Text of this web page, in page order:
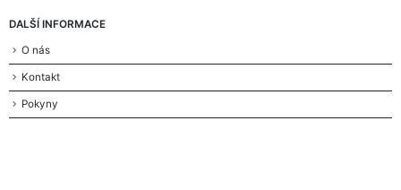
DALŠÍ INFORMACE
O nás
Kontakt
Pokyny